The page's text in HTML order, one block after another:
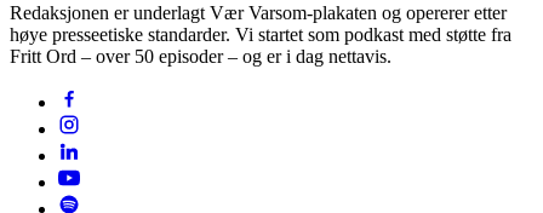
Redaksjonen er underlagt Vær Varsom-plakaten og opererer etter
høye presseetiske standarder. Vi startet som podkast med støtte fra
Fritt Ord – over 50 episoder – og er i dag nettavis.